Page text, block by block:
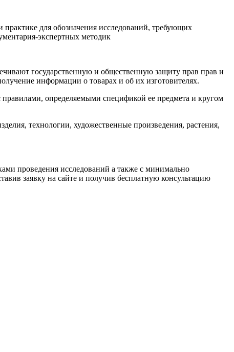
для обозначения исследований, требующих
экспертных методик
государственную и общественную защиту прав прав и
информации о товарах и об их изготовителях.
правилами, определяемыми спецификой ее предмета и кругом
технологии, художественные произведения, растения,
проведения исследований а также с минимально
заявку на сайте и получив бесплатную консультацию